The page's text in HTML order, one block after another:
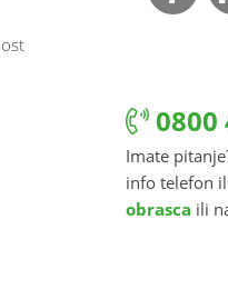
0800
Imate
info telefon
obrasca ili